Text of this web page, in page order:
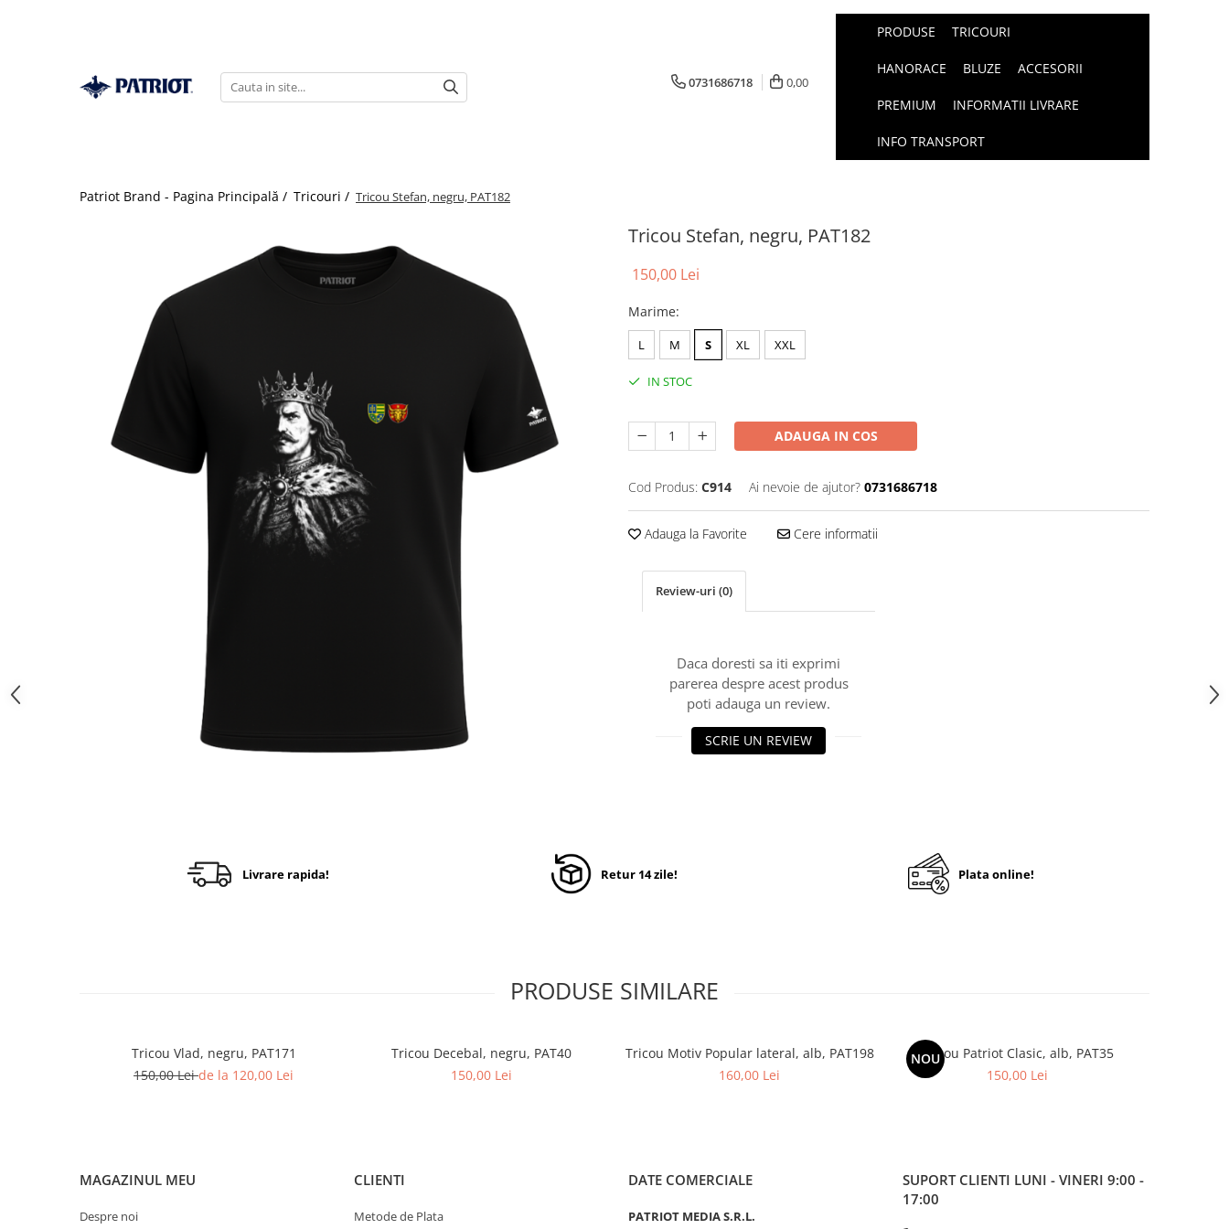
0731686718 0,00
PRODUSE TRICOURI
HANORACE BLUZE ACCESORII
PREMIUM INFORMATII LIVRARE
INFO TRANSPORT
Patriot Brand - Pagina Principală / Tricouri / Tricou Stefan, negru, PAT182
Tricou Stefan, negru, PAT182
150,00 Lei
Marime:
L M S XL XXL
IN STOC
ADAUGA IN COS
Cod Produs: C914 Ai nevoie de ajutor? 0731686718
Adauga la Favorite Cere informatii
Review-uri (0)
Daca doresti sa iti exprimi
parerea despre acest produs
poti adauga un review.
SCRIE UN REVIEW
Livrare rapida! Retur 14 zile! Plata online!
PRODUSE SIMILARE
Tricou Vlad, negru, PAT171
150,00 Leide la 120,00 Lei
Tricou Decebal, negru, PAT40
150,00 Lei
Tricou Motiv Popular lateral, alb, PAT198
160,00 Lei
NOU
Tricou Patriot Clasic, alb, PAT35
150,00 Lei
MAGAZINUL MEU
Despre noi
CLIENTI
Metode de Plata
DATE COMERCIALE
PATRIOT MEDIA S.R.L.
SUPORT CLIENTI LUNI - VINERI 9:00 -
17:00